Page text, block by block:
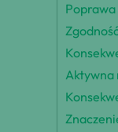
Poprawa
Aktywna